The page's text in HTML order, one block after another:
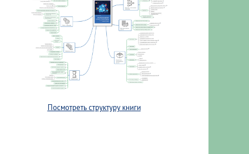
Посмотреть структуру книги